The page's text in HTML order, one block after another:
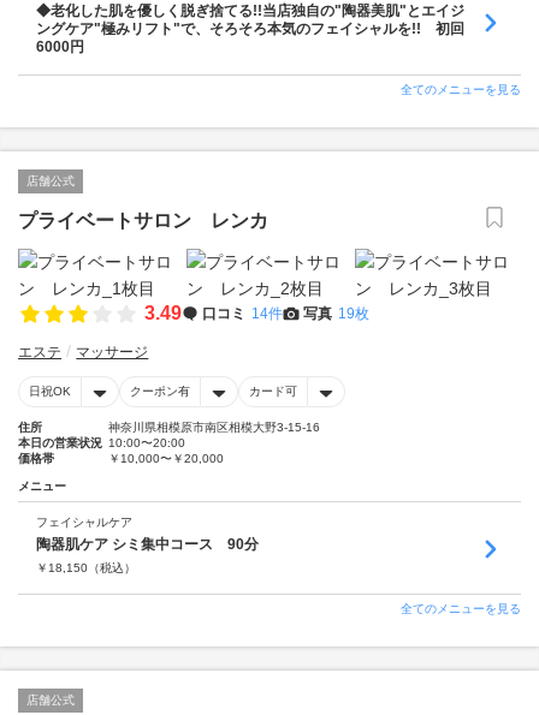
◆老化した肌を優しく脱ぎ捨てる!!当店独自の"陶器美肌"とエイジ
ングケア"極みリフト"で、そろそろ本気のフェイシャルを!! 初回
6000円
全てのメニューを見る
店舗公式
プライベートサロン レンカ
3.49 口コミ 14件 写真 19枚
エステ マッサージ
日祝OK クーポン有 カード可
住所
神奈川県相模原市南区相模大野3-15-16
本日の営業状況 10:00〜20:00
価格帯
￥10,000〜￥20,000
メニュー
フェイシャルケア
陶器肌ケア シミ集中コース 90分
￥ 18,150 （税込）
全てのメニューを見る
店舗公式